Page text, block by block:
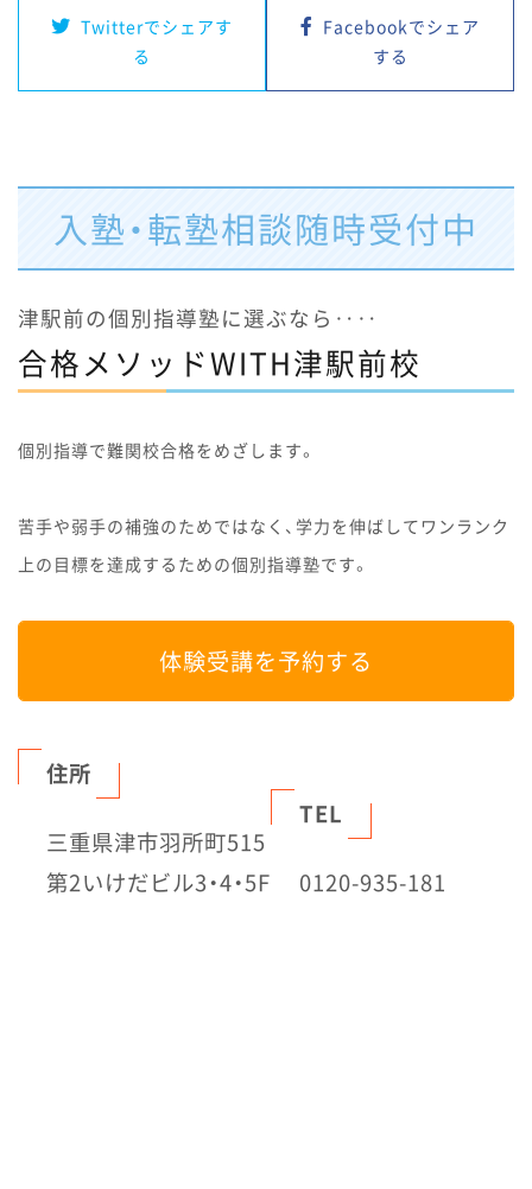
Twitterでシェアす
る
Facebookでシェア
する
入塾・転塾相談随時受付中
津駅前の個別指導塾に選ぶなら‥‥
合格メソッドWITH津駅前校
個別指導で難関校合格をめざします。
苦手や弱手の補強のためではなく、学力を伸ばしてワンランク
上の目標を達成するための個別指導塾です。
体験受講を予約する
住所
三重県津市羽所町515
第2いけだビル3・4・5F
TEL
0120-935-181